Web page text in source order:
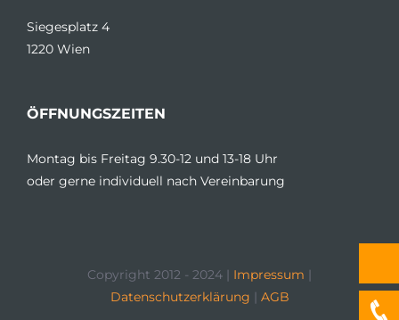
Siegesplatz 4
1220 Wien
ÖFFNUNGSZEITEN
Montag bis Freitag 9.30-12 und 13-18 Uhr
oder gerne individuell nach Vereinbarung
Copyright 2012 - 2024 | Impressum |
Datenschutzerklärung | AGB